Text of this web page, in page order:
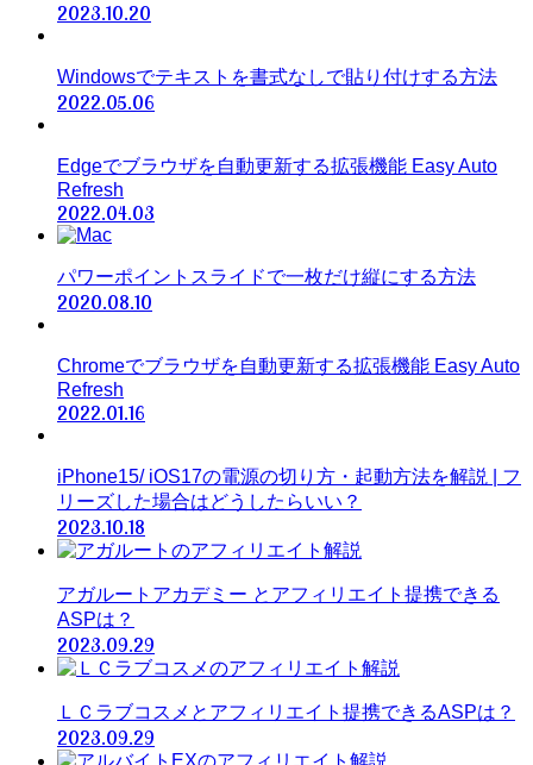
2023.10.20
Windowsでテキストを書式なしで貼り付けする方法
2022.05.06
Edgeでブラウザを自動更新する拡張機能 Easy Auto
Refresh
2022.04.03
パワーポイントスライドで一枚だけ縦にする方法
2020.08.10
Chromeでブラウザを自動更新する拡張機能 Easy Auto
Refresh
2022.01.16
iPhone15/ iOS17の電源の切り方・起動方法を解説 | フ
リーズした場合はどうしたらいい？
2023.10.18
アガルートアカデミー とアフィリエイト提携できる
ASPは？
2023.09.29
ＬＣラブコスメとアフィリエイト提携できるASPは？
2023.09.29